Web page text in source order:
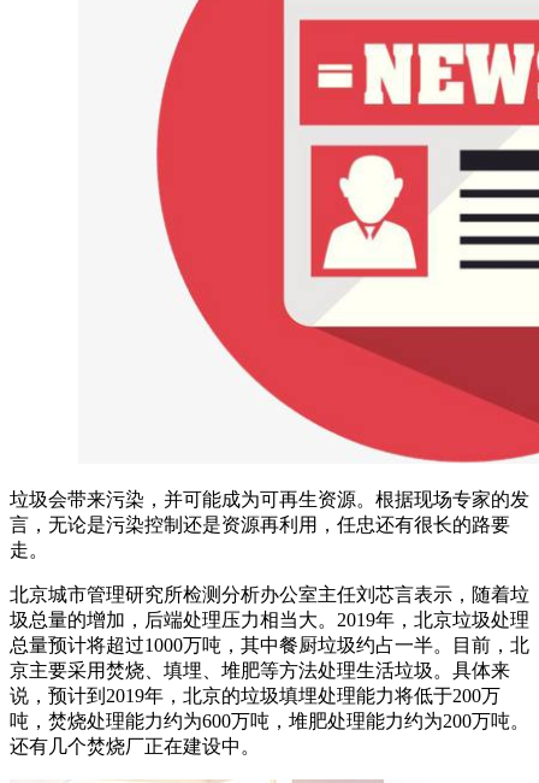
垃圾会带来污染，并可能成为可再生资源。根据现场专家的发
言，无论是污染控制还是资源再利用，任忠还有很长的路要
走。
北京城市管理研究所检测分析办公室主任刘芯言表示，随着垃
圾总量的增加，后端处理压力相当大。2019年，北京垃圾处理
总量预计将超过1000万吨，其中餐厨垃圾约占一半。目前，北
京主要采用焚烧、填埋、堆肥等方法处理生活垃圾。具体来
说，预计到2019年，北京的垃圾填埋处理能力将低于200万
吨，焚烧处理能力约为600万吨，堆肥处理能力约为200万吨。
还有几个焚烧厂正在建设中。